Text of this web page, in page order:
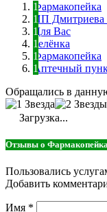
Фармакопейка
ИП Дмитриева
Для Вас
Зелёнка
Фармакопейка
Аптечный
Обращались в
Загрузка...
Отзывы о
Пользовались
Добавить
Имя *